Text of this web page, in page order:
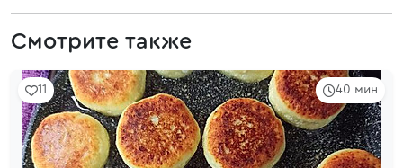
Смотрите также
40 мин
11